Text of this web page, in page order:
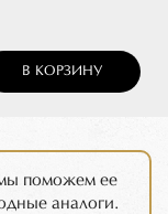
В КОРЗИНУ
поможем ее
аналоги.